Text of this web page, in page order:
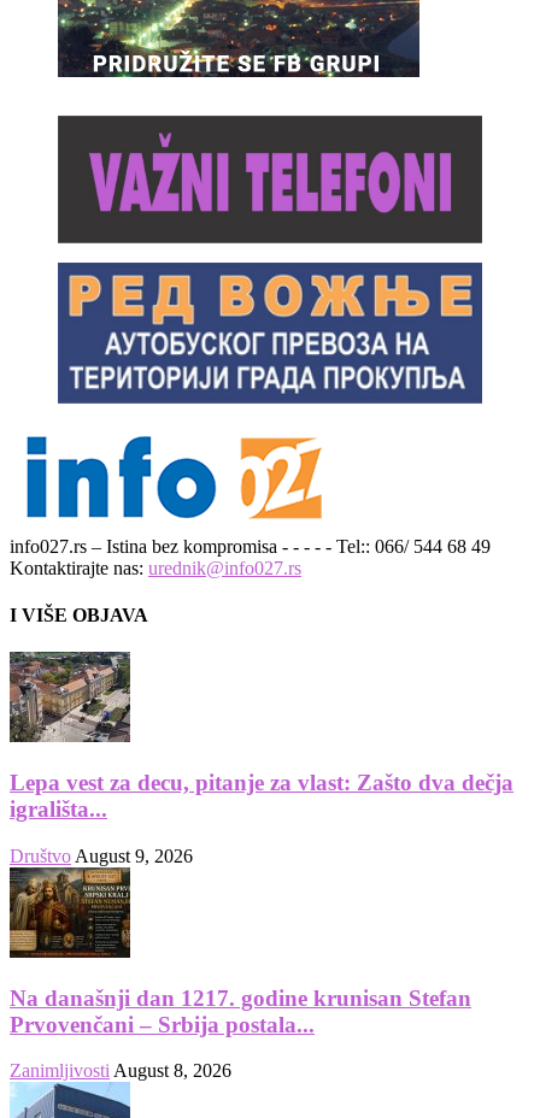
info027.rs – Istina bez kompromisa - - - - - Tel:: 066/ 544 68 49
Kontaktirajte nas: urednik@info027.rs
I VIŠE OBJAVA
Lepa vest za decu, pitanje za vlast: Zašto dva dečja
igrališta...
Društvo August 9, 2026
Na današnji dan 1217. godine krunisan Stefan
Prvovenčani – Srbija postala...
Zanimljivosti August 8, 2026